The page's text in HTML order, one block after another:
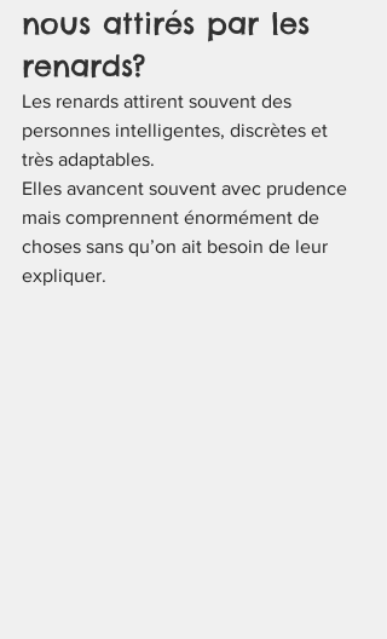
nous attirés par les
renards?
Les renards attirent souvent des
personnes intelligentes, discrètes et
très adaptables.
Elles avancent souvent avec prudence
mais comprennent énormément de
choses sans qu’on ait besoin de leur
expliquer.